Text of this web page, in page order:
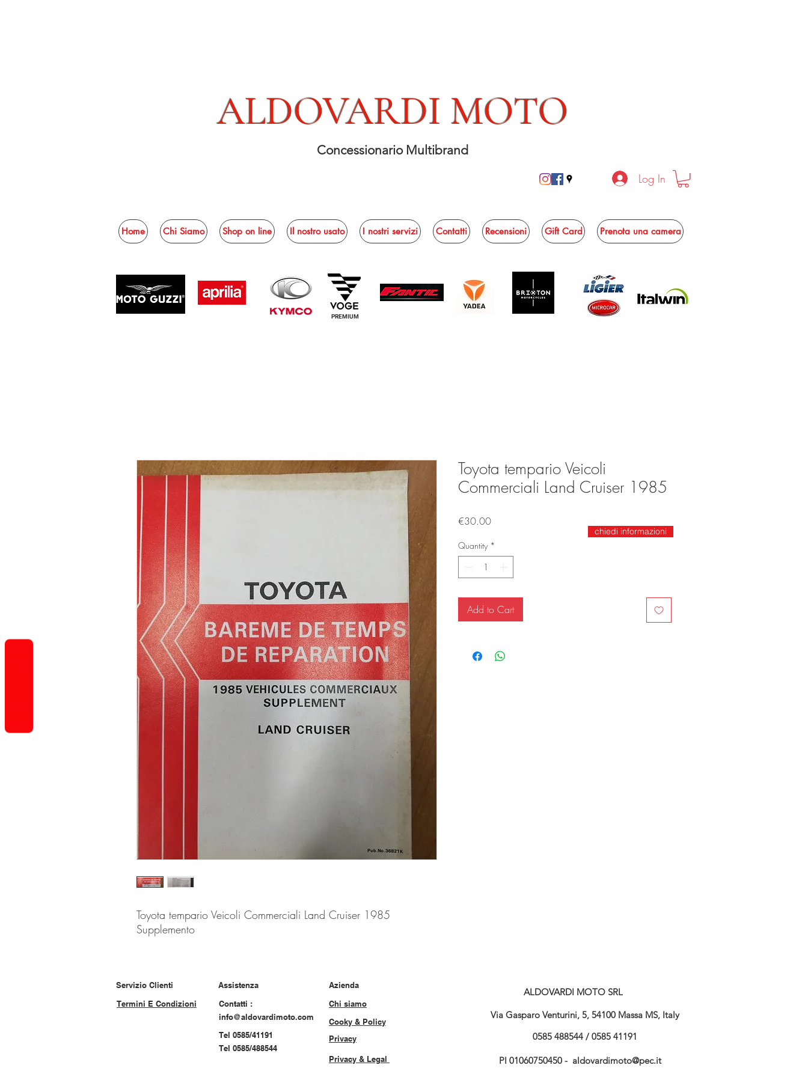
ALDOVARDI MOTO
Concessionario Multibrand
Log In
Home Chi Siamo Shop on line Il nostro usato I nostri servizi Contatti Recensioni Gift Card Prenota una camera
PREMIUM
Toyota tempario Veicoli Commerciali Land Cruiser 1985
Supplemento
Toyota tempario Veicoli
Commerciali Land Cruiser 1985
€30.00Price
Quantity *
Add to Cart
chiedi informazioni
Servizio Clienti
Termini E Condizioni
Assistenza
Contatti :
info@aldovardimoto.com
Tel 0585/41191
Tel 0585/488544
Azienda
Chi siamo
Cooky & Policy
Privacy
Privacy & Legal
ALDOVARDI MOTO SRL
Via Gasparo Venturini, 5, 54100 Massa MS, Italy
0585 488544 / 0585 41191
PI 01060750450 - aldovardimoto@pec.it